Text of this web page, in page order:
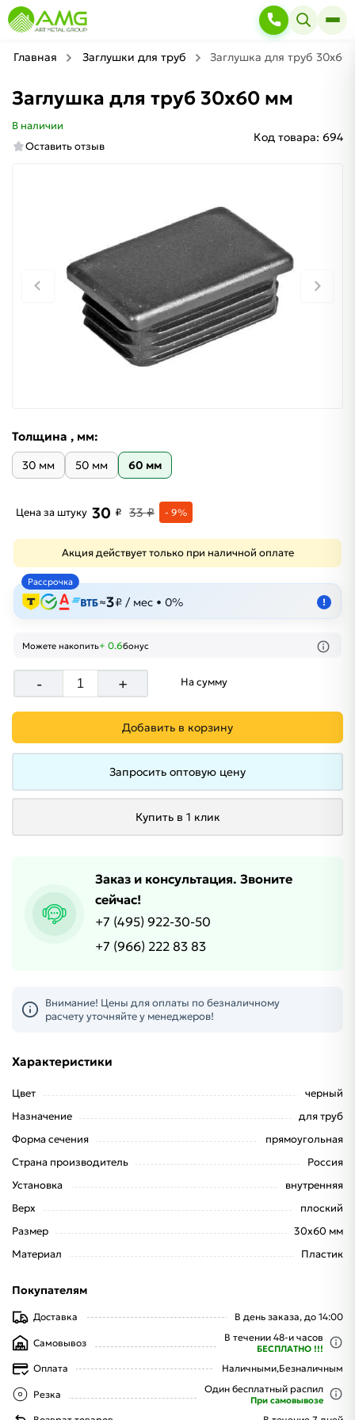
Главная Заглушки для труб Заглушка для труб 30х60
Заглушка для труб 30х60 мм
В наличии
Оставить отзыв
Код товара: 694
Толщина , мм:
30 мм 50 мм 60 мм
Цена за штуку 30 ₽ 33 ₽ - 9%
Акция действует только при наличной оплате
Рассрочка
≈3₽ / мес • 0% !
Можете накопить+ 0.6бонус
- + На сумму
Добавить в корзину
Запросить оптовую цену
Купить в 1 клик
Заказ и консультация. Звоните
сейчас!
+7 (495) 922-30-50
+7 (966) 222 83 83
Внимание! Цены для оплаты по безналичному
расчету уточняйте у менеджеров!
Характеристики
Цвет
черный
Назначение
для труб
Форма сечения
прямоугольная
Страна производитель
Россия
Установка
внутренняя
Верх
плоский
Размер
30х60 мм
Материал
Пластик
Покупателям
Доставка В день заказа, до 14:00
Самовывоз В течении 48-и часов
БЕСПЛАТНО !!!
Оплата Наличными,Безналичным
Резка Один бесплатный распил
При самовывозе